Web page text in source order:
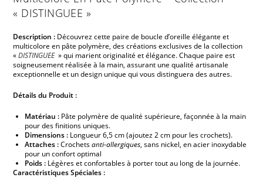
« DISTINGUEE »
Description : Découvrez cette paire de boucle d’oreille élégante et
multicolore en pâte polymère, des créations exclusives de la collection
«DISTINGUEE» qui marient originalité et élégance. Chaque paire est
soigneusement réalisée à la main, assurant une qualité artisanale
exceptionnelle et un design unique qui vous distinguera des autres.
Détails du Produit :
Matériau : Pâte polymère de qualité supérieure, façonnée à la main
pour des finitions uniques.
Dimensions : Longueur 6,5 cm (ajoutez 2 cm pour les crochets).
Attaches :Crochetsanti-allergiques, sans nickel, en acier inoxydable
pour un confort optimal
Poids : Légères et confortables à porter tout au long de la journée.
Caractéristiques Spéciales :